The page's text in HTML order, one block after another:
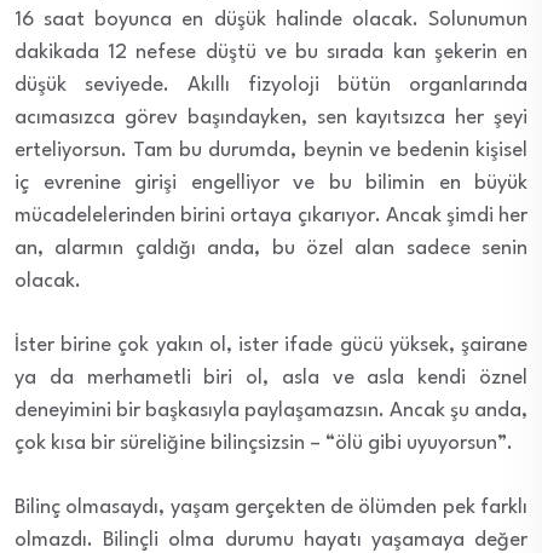
16 saat boyunca en düşük halinde olacak. Solunumun
dakikada 12 nefese düştü ve bu sırada kan şekerin en
düşük seviyede. Akıllı fizyoloji bütün organlarında
acımasızca görev başındayken, sen kayıtsızca her şeyi
erteliyorsun. Tam bu durumda, beynin ve bedenin kişisel
iç evrenine girişi engelliyor ve bu bilimin en büyük
mücadelelerinden birini ortaya çıkarıyor. Ancak şimdi her
an, alarmın çaldığı anda, bu özel alan sadece senin
olacak.
İster birine çok yakın ol, ister ifade gücü yüksek, şairane
ya da merhametli biri ol, asla ve asla kendi öznel
deneyimini bir başkasıyla paylaşamazsın. Ancak şu anda,
çok kısa bir süreliğine bilinçsizsin – “ölü gibi uyuyorsun”.
Bilinç olmasaydı, yaşam gerçekten de ölümden pek farklı
olmazdı. Bilinçli olma durumu hayatı yaşamaya değer